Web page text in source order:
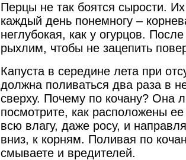
Перцы не так боятся сырости.
каждый день понемногу –
неглубокая, как у огурцов.
рыхлим, чтобы не зацепить
Капуста в середине лета при
должна поливаться два раза в
сверху. Почему по кочану? Она
посмотрите, как расположены
всю влагу, даже росу, и
вниз, к корням. Поливая по
смываете и вредителей.